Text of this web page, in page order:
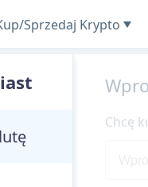
Sprzedaj Krypto
Chcę